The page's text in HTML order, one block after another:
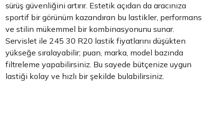
sürüş güvenliğini artırır. Estetik açıdan da aracınıza
sportif bir görünüm kazandıran bu lastikler, performans
ve stilin mükemmel bir kombinasyonunu sunar.
Servislet ile 245 30 R20 lastik fiyatlarını düşükten
yükseğe sıralayabilir; puan, marka, model bazında
filtreleme yapabilirsiniz. Bu sayede bütçenize uygun
lastiği kolay ve hızlı bir şekilde bulabilirsiniz.